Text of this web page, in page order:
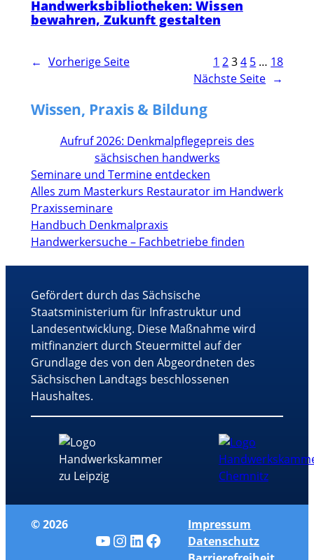
Handwerksbibliotheken: Wissen
bewahren, Zukunft gestalten
← Vorherige Seite 1 234 5 … 18
Nächste Seite →
Wissen, Praxis & Bildung
Aufruf 2026: Denkmalpflegepreis des
sächsischen handwerks
Seminare und Termine entdecken
Alles zum Masterkurs Restaurator im Handwerk
Praxisseminare
Handbuch Denkmalpraxis
Handwerkersuche – Fachbetriebe finden
Gefördert durch das Sächsische
Staatsministerium für Infrastruktur und
Landesentwicklung. Diese Maßnahme wird
mitfinanziert durch Steuermittel auf der
Grundlage des von den Abgeordneten des
Sächsischen Landtags beschlossenen
Haushaltes.
© 2026
YouTube
Instagram
LinkedIn
Facebook
Impressum
Datenschutz